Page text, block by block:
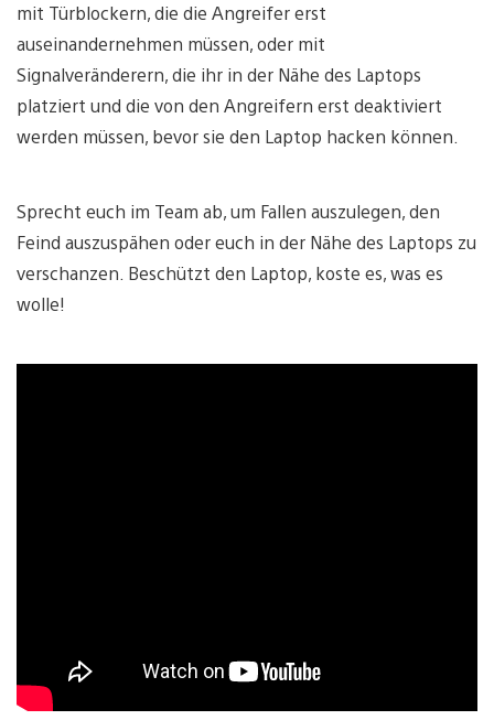
mit Türblockern, die die Angreifer erst
auseinandernehmen müssen, oder mit
Signalveränderern, die ihr in der Nähe des Laptops
platziert und die von den Angreifern erst deaktiviert
werden müssen, bevor sie den Laptop hacken können.
Sprecht euch im Team ab, um Fallen auszulegen, den
Feind auszuspähen oder euch in der Nähe des Laptops zu
verschanzen. Beschützt den Laptop, koste es, was es
wolle!